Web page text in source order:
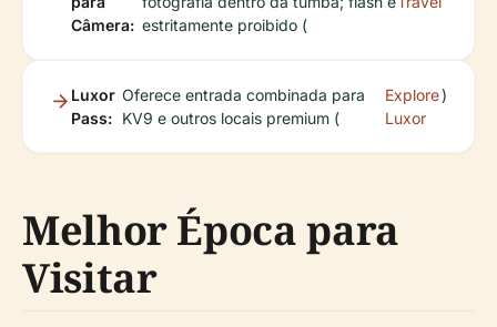
Câmera: estritamente proibido (
Luxor
Pass:
Oferece entrada combinada para
KV9 e outros locais premium (
Explore
Luxor
)
Melhor Época para
Visitar